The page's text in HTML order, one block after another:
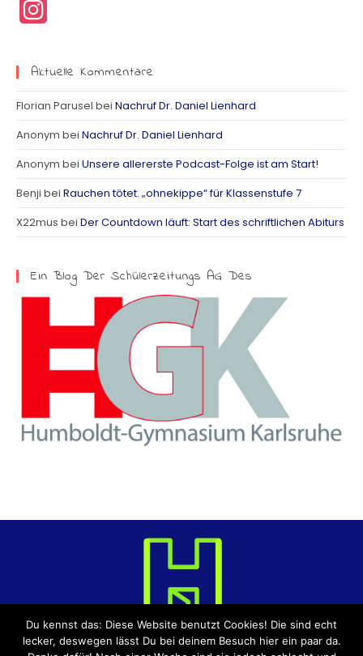
a
m
Aktuelle Kommentare
Florian Parusel bei Nachruf Dr. Daniel Lienhard
Anonym bei Nachruf Dr. Daniel Lienhard
Anonym bei Unsere allererste Podcast-Folge ist am Start!
Benji bei Rauchen tötet. „ohnekippe“ für Klassenstufe 7
X22mus bei Der Countdown läuft: Start des schriftlichen Abiturs
Ein Blog Der Schülerzeitungs AG Des
Du kennst das: Diese Website benutzt Cookies! Die sind echt
lecker, deswegen lässt Du bei deinem Besuch hier ein paar da.